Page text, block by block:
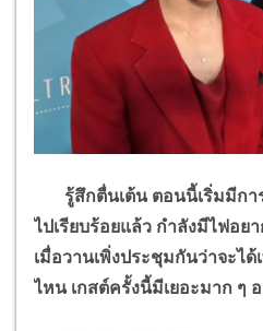
รู้สึกตื่นเต้น ตอนนี้เริ่มมีกา
ไปเรียบร้อยแล้ว กำลังมีไฟอ
เมื่อวานเพิ่งประชุมกันว่าจะไ
ไหน เกสต์ครั้งนี้มีเยอะมาก ๆ